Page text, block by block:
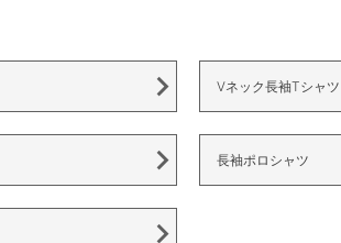
Vネック長袖Tシャツ
長袖ポロシャツ